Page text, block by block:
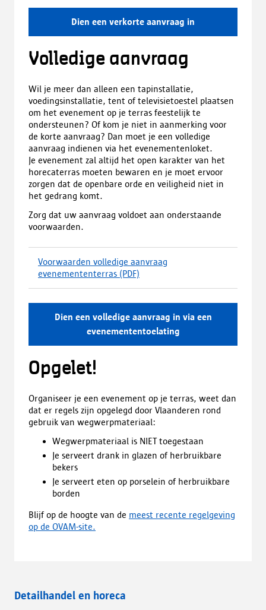
o
p
n
i
n
e
e
n
n
i
e
u
a
a
)
Dien een verkorte aanvraag in
Volledige aanvraag
Wil je meer dan alleen een tapinstallatie,
voedingsinstallatie, tent of televisietoestel plaatsen
om het evenement op je terras feestelijk te
ondersteunen? Of kom je niet in aanmerking voor
de korte aanvraag? Dan moet je een volledige
aanvraag indienen via het evenementenloket.
Je evenement zal altijd het open karakter van het
horecaterras moeten bewaren en je moet ervoor
zorgen dat de openbare orde en veiligheid niet in
het gedrang komt.
Zorg dat uw aanvraag voldoet aan onderstaande
voorwaarden.
Voorwaarden volledige aanvraag
evenemententerras (PDF)
n
l
o
p
e
n
t
i
e
n
Dien een volledige aanvraag in via een
evenemententoelating
Opgelet!
Organiseer je een evenement op je terras, weet dan
dat er regels zijn opgelegd door Vlaanderen rond
gebruik van wegwerpmateriaal:
Wegwerpmateriaal is NIET toegestaan
Je serveert drank in glazen of herbruikbare
bekers
Je serveert eten op porselein of herbruikbare
borden
Blijf op de hoogte van de meest recente regelgeving
op de OVAM-site.
Detailhandel en horeca